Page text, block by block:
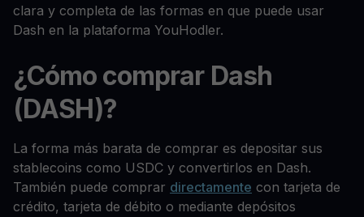
clara y completa de las formas en que puede usar
Dash en la plataforma YouHodler.
¿Cómo comprar Dash
(DASH)?
La forma más barata de comprar es depositar sus
stablecoins como USDC y convertirlos en Dash.
También puede comprar directamente con tarjeta de
crédito, tarjeta de débito o mediante depósitos